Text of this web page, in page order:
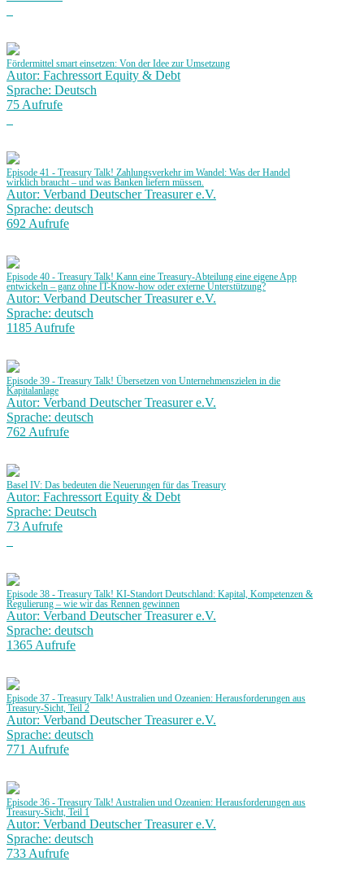
Fördermittel smart einsetzen: Von der Idee zur Umsetzung
Autor: Fachressort Equity & Debt
Sprache: Deutsch
75 Aufrufe
Episode 41 - Treasury Talk! Zahlungsverkehr im Wandel: Was der Handel
wirklich braucht – und was Banken liefern müssen.
Autor: Verband Deutscher Treasurer e.V.
Sprache: deutsch
692 Aufrufe
Episode 40 - Treasury Talk! Kann eine Treasury-Abteilung eine eigene App
entwickeln – ganz ohne IT-Know-how oder externe Unterstützung?
Autor: Verband Deutscher Treasurer e.V.
Sprache: deutsch
1185 Aufrufe
Episode 39 - Treasury Talk! Übersetzen von Unternehmenszielen in die
Kapitalanlage
Autor: Verband Deutscher Treasurer e.V.
Sprache: deutsch
762 Aufrufe
Basel IV: Das bedeuten die Neuerungen für das Treasury
Autor: Fachressort Equity & Debt
Sprache: Deutsch
73 Aufrufe
Episode 38 - Treasury Talk! KI-Standort Deutschland: Kapital, Kompetenzen &
Regulierung – wie wir das Rennen gewinnen
Autor: Verband Deutscher Treasurer e.V.
Sprache: deutsch
1365 Aufrufe
Episode 37 - Treasury Talk! Australien und Ozeanien: Herausforderungen aus
Treasury-Sicht, Teil 2
Autor: Verband Deutscher Treasurer e.V.
Sprache: deutsch
771 Aufrufe
Episode 36 - Treasury Talk! Australien und Ozeanien: Herausforderungen aus
Treasury-Sicht, Teil 1
Autor: Verband Deutscher Treasurer e.V.
Sprache: deutsch
733 Aufrufe